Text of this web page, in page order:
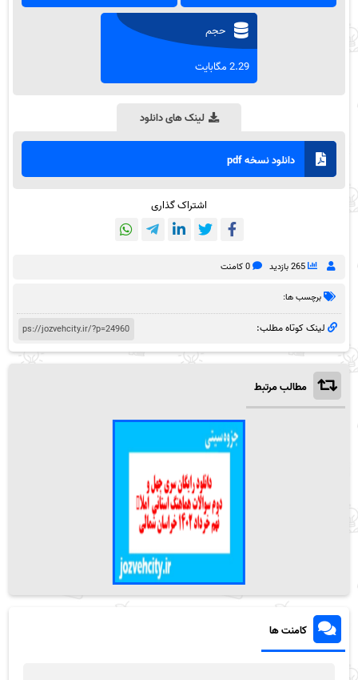
حجم
2.29 مگابایت
لینک های دانلود
دانلود نسخه pdf
اشتراک گذاری
265 بازدید 0 کامنت
برچسب ها:
لینک کوتاه مطلب:
مطالب مرتبط
کامنت ها